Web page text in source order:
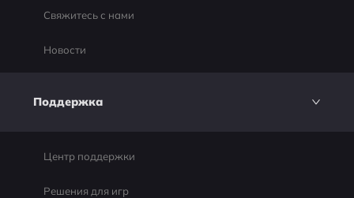
Свяжитесь с нами
Новости
Поддержка
Центр поддержки
Решения для игр